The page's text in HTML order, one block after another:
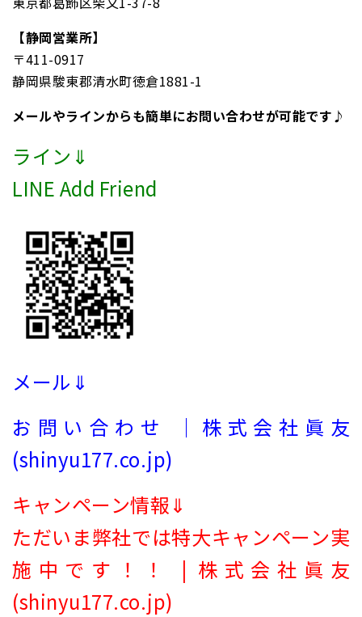
【静岡営業所】
〒411-0917
静岡県駿東郡清水町徳倉1881-1
メールやラインからも簡単にお問い合わせが可能です♪
ライン⇓
LINE Add Friend
メール⇓
お問い合わせ ｜株式会社眞友
(shinyu177.co.jp)
キャンペーン情報⇓
ただいま弊社では特大キャンペーン実
施中です！！ | 株式会社眞友
(shinyu177.co.jp)